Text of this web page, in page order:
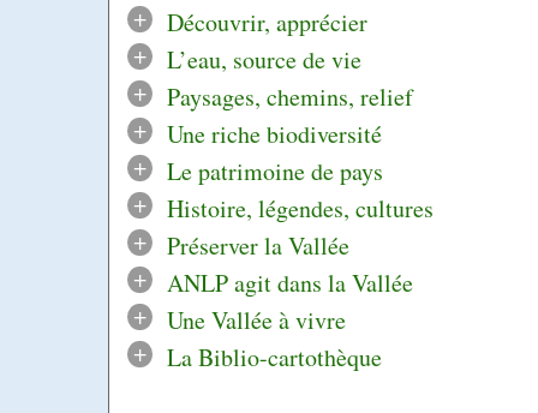
+
Découvrir, apprécier
+
L’eau, source de vie
+
Paysages, chemins, relief
+
Une riche biodiversité
+
Le patrimoine de pays
+
Histoire, légendes, cultures
+
Préserver la Vallée
+
ANLP agit dans la Vallée
+
Une Vallée à vivre
+
La Biblio-cartothèque